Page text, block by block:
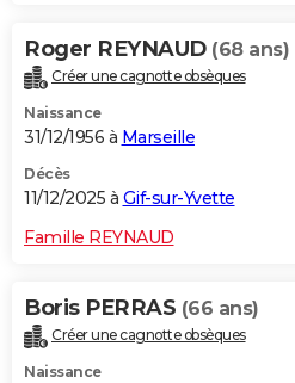
Roger REYNAUD (68 ans)
Créer une cagnotte obsèques
Naissance
31/12/1956 à Marseille
Décès
11/12/2025 à Gif-sur-Yvette
Famille REYNAUD
Boris PERRAS (66 ans)
Créer une cagnotte obsèques
Naissance